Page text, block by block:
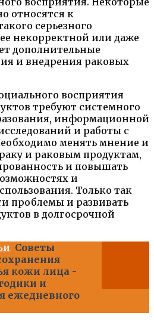
относятся к
серьезного
некорректной или даже
дополнительные
и внедрения раковых
восприятия
требуют системного
информационной
и работы с
менять мнение и
и раковым продуктам,
и повышать
и
Только так
проблемы и развивать
в долгосрочной
Советы
кожи лица -
и
ежедневного